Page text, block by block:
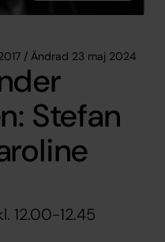
/ Ändrad 23 maj 2024
Stefan
12.00-12.45